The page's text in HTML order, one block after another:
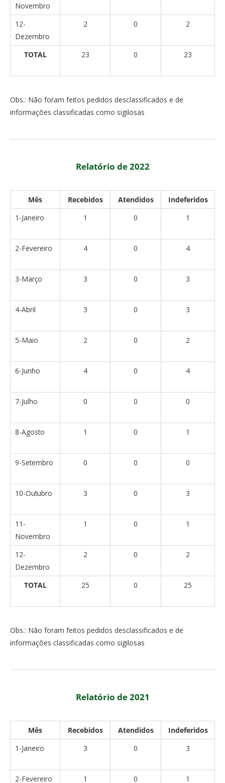
Novembro
12-
Dezembro
2 0 2
TOTAL 23 0 23
Obs.: Não foram feitos pedidos desclassificados e de
informações classificadas como sigilosas
Relatório de 2022
Mês Recebidos Atendidos
Indeferidos
1-Janeiro
1 0 1
2-Fevereiro 4 0 4
3-Março 3 0 3
4-Abril 3 0 3
5-Maio 2 0 2
6-Junho 4 0 4
7-Julho 0 0 0
8-Agosto 1 0 1
9-Setembro 0 0 0
10-Outubro 3 0 3
11-
Novembro
1 0 1
12-
Dezembro
2 0 2
TOTAL 25 0 25
Obs.: Não foram feitos pedidos desclassificados e de
informações classificadas como sigilosas
Relatório de 2021
Mês Recebidos Atendidos
Indeferidos
1-Janeiro
3 0 3
2-Fevereiro 1 0 1